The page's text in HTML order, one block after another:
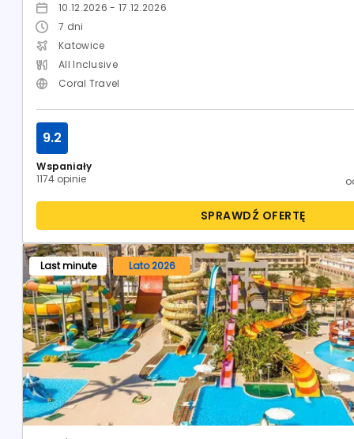
10.12.2026 - 17.12.2026
7 dni
Katowice
All Inclusive
Coral Travel
Wspaniały
1174 opinie
9.2
SPRAWDŹ OFERTĘ
Last minute Lato 2026